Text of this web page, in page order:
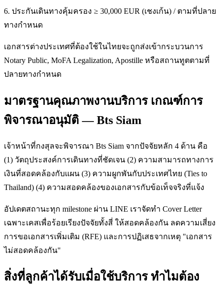
6. ประกันเดินทางคุ้มครอง ≥ 30,000 EUR (เชงเก้น) / ตามที่ปลาย
ทางกำหนด
เอกสารต่างประเทศที่ต้องใช้ในไทยจะถูกส่งเข้ากระบวนการ
Notary Public, MoFA Legalization, Apostille หรือสถานทูตตามที่
ปลายทางกำหนด
มาตรฐานคุณภาพงานบริการ เกณฑ์การ
พิจารณาอนุมัติ — Bts Siam
เจ้าหน้าที่กงสุลจะพิจารณา Bts Siam จากปัจจัยหลัก 4 ด้าน คือ
(1) วัตถุประสงค์การเดินทางที่ชัดเจน (2) ความสามารถทางการ
เงินที่สอดคล้องกับแผน (3) ความผูกพันกับประเทศไทย (Ties to
Thailand) (4) ความสอดคล้องของเอกสารกับข้อเท็จจริงที่แจ้ง
อัปเดตสถานะทุก milestone ผ่าน LINE เราจัดทำ Cover Letter
เฉพาะเคสเพื่อร้อยเรียงปัจจัยทั้งสี่ ให้สอดคล้องกัน ลดความเสี่ยง
การขอเอกสารเพิ่มเติม (RFE) และการปฏิเสธจากเหตุ "เอกสาร
ไม่สอดคล้องกัน"
สิ่งที่ลูกค้าได้รับเมื่อใช้บริการ ทำไมต้อง